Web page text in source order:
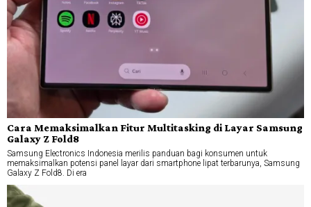
Cara Memaksimalkan Fitur Multitasking di Layar Samsung
Galaxy Z Fold8
Samsung Electronics Indonesia merilis panduan bagi konsumen untuk
memaksimalkan potensi panel layar dari smartphone lipat terbarunya, Samsung
Galaxy Z Fold8. Di era